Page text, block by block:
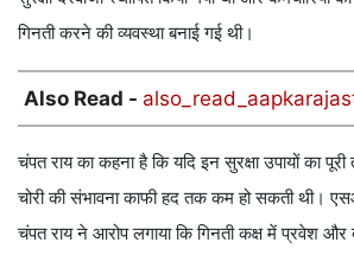
गिनती करने की व्यवस्था बनाई गई थी।
Also Read -
चंपत राय का कहना है कि यदि इन सुरक्षा उपायों का पूरी
चोरी की संभावना काफी हद तक कम हो सकती थी।
चंपत राय ने आरोप लगाया कि गिनती कक्ष में प्रवेश और